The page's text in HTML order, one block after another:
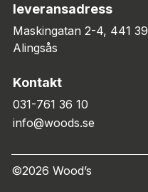
leveransadress
Maskingatan 2-4, 441 39
Alingsås
Kontakt
031-761 36 10
info@woods.se
©2026 Wood’s